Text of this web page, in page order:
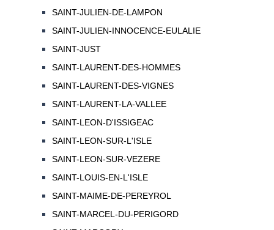
SAINT-JULIEN-DE-LAMPON
SAINT-JULIEN-INNOCENCE-EULALIE
SAINT-JUST
SAINT-LAURENT-DES-HOMMES
SAINT-LAURENT-DES-VIGNES
SAINT-LAURENT-LA-VALLEE
SAINT-LEON-D'ISSIGEAC
SAINT-LEON-SUR-L'ISLE
SAINT-LEON-SUR-VEZERE
SAINT-LOUIS-EN-L'ISLE
SAINT-MAIME-DE-PEREYROL
SAINT-MARCEL-DU-PERIGORD